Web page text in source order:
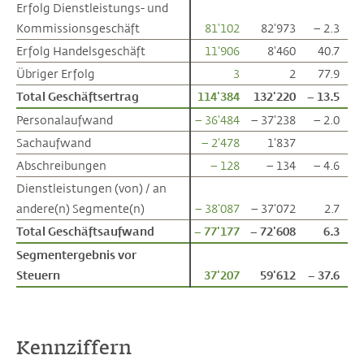
Erfolg Dienstleistungs- und
Kommissionsgeschäft
81'102 82'973
– 2.3
Erfolg Handelsgeschäft
11'906 8'460
40.7
Übriger Erfolg
3 2
77.9
Total Geschäftsertrag
114'384 132'220
– 13.5
Personalaufwand
– 36'484 – 37'238
– 2.0
Sachaufwand
– 2'478
1'837
Abschreibungen
– 128 – 134
– 4.6
Dienstleistungen (von) / an
andere(n) Segmente(n)
– 38'087 – 37'072
2.7
Total Geschäftsaufwand
– 77'177 – 72'608
6.3
Segmentergebnis vor
Steuern
37'207 59'612 – 37.6
Erfolg Dienstleistungs- und
Kommissionsgeschäft
Erfolg Handelsgeschäft
Übriger Erfolg
Total Geschäftsertrag
Personalaufwand
Sachaufwand
Abschreibungen
Dienstleistungen (von) / an
andere(n) Segmente(n)
Total Geschäftsaufwand
Segmentergebnis vor
Steuern
Kennziffern